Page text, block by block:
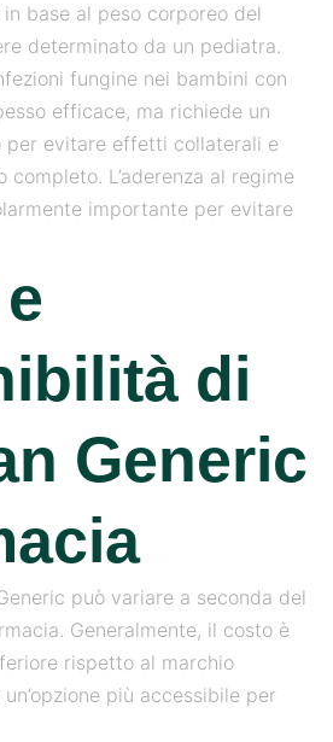
base al peso corporeo del
determinato da un pediatra.
fungine nei bambini con
efficace, ma richiede un
per evitare effetti collaterali e
completo. L’aderenza al regime
importante per evitare
di
Generic
può variare a seconda del
Generalmente, il costo è
rispetto al marchio
più accessibile per